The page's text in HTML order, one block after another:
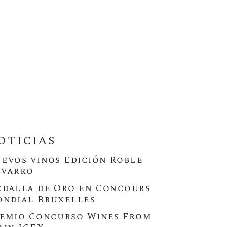
vinos Edición Roble
de Oro en Concours
Bruxelles
Concurso Wines From